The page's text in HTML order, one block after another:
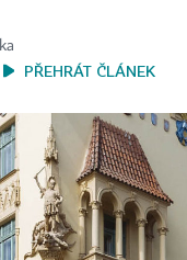
PŘEHRÁT ČLÁNEK